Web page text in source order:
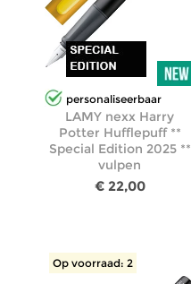
personaliseerbaar
LAMY nexx Harry
Potter Hufflepuff **
Special Edition 2025 **
vulpen
€ 22,00
Op voorraad: 2